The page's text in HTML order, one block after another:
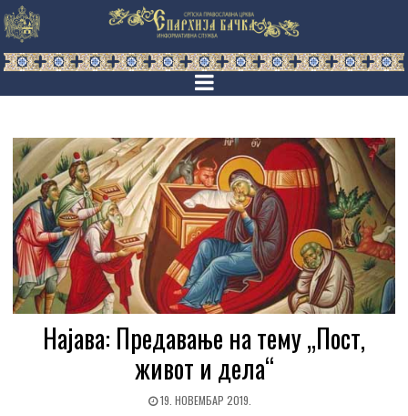
Најава: Предавање на тему „Пост,
живот и дела“
19. НОВЕМБАР 2019.